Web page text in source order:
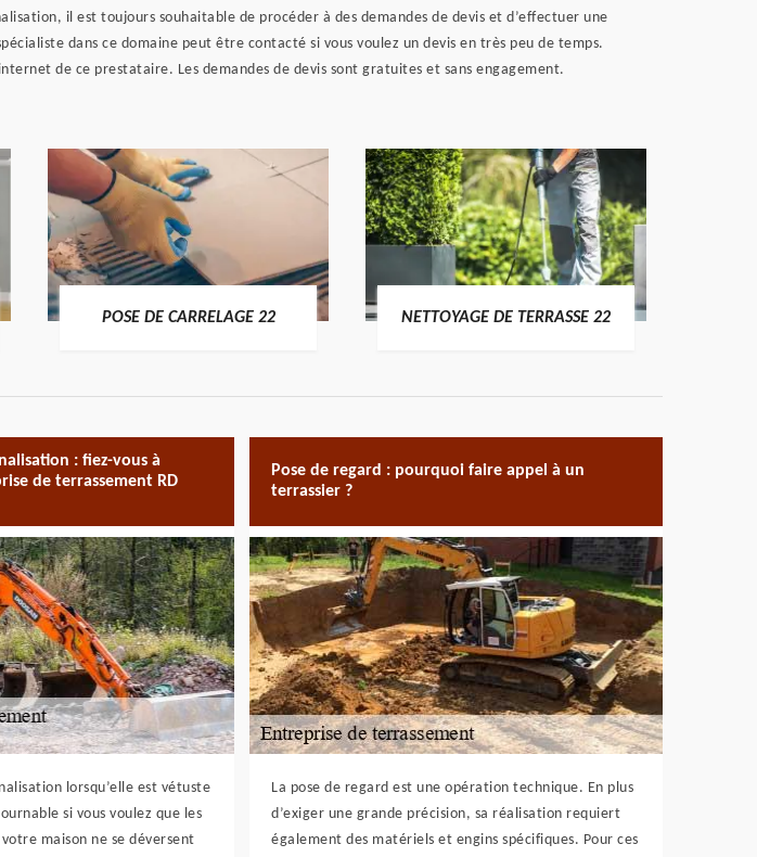
il est toujours souhaitable de procéder à des demandes de devis et d’effectuer une
dans ce domaine peut être contacté si vous voulez un devis en très peu de temps.
de ce prestataire. Les demandes de devis sont gratuites et sans engagement.
POSE DE CARRELAGE 22 NETTOYAGE DE TERRASSE 22
: fiez-vous à
de terrassement RD
lorsqu’elle est vétuste
si vous voulez que les
maison ne se déversent
Pose de regard : pourquoi faire appel à un
terrassier ?
La pose de regard est une opération technique. En plus
d’exiger une grande précision, sa réalisation requiert
également des matériels et engins spécifiques. Pour ces